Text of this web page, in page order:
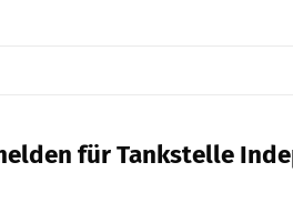
für Tankstelle